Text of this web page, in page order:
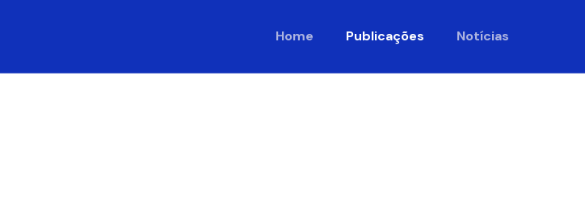
Home Publicações Notícias